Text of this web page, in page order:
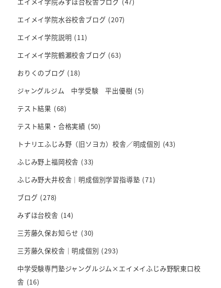
エイメイ学院水谷校舎ブログ (207)
エイメイ学院説明 (11)
エイメイ学院鶴瀬校舎ブログ (63)
おりくのブログ (18)
ジャングルジム 中学受験 平出優樹 (5)
テスト結果 (68)
テスト結果・合格実績 (50)
トナリエふじみ野（旧ソヨカ）校舎／明成個別 (43)
ふじみ野上福岡校舎 (33)
ふじみ野大井校舎｜明成個別学習指導塾 (71)
ブログ (278)
みずほ台校舎 (14)
三芳藤久保お知らせ (30)
三芳藤久保校舎｜明成個別 (293)
中学受験専門塾ジャングルジム×エイメイふじみ野駅東口校
舎 (16)